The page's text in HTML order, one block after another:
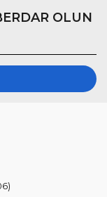
OLUN